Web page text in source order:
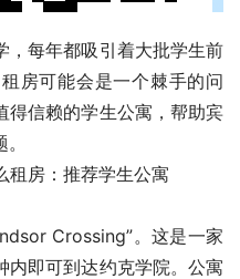
，每年都吸引着大批学生前
房可能会是一个棘手的问
得信赖的学生公寓，帮助宾
Crossing”。这是一家
内即可到达约克学院。公寓